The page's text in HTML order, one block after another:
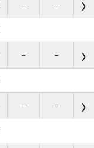
– –
– –
– –